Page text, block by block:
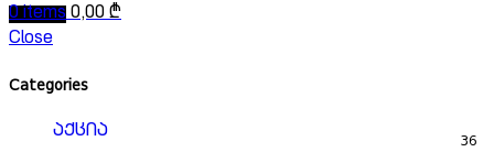
0items 0,00₾
Close
Categories
აქცია 36